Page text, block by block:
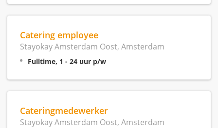
Catering employee
Stayokay Amsterdam Oost, Amsterdam
Fulltime, 1 - 24 uur p/w
Cateringmedewerker
Stayokay Amsterdam Oost, Amsterdam